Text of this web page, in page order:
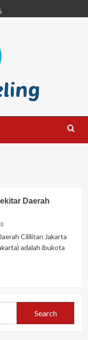
Daerah
0
Cililitan Jakarta
adalah ibukota